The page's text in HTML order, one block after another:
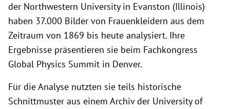
der Northwestern University in Evanston (Illinois)
haben 37.000 Bilder von Frauenkleidern aus dem
Zeitraum von 1869 bis heute analysiert. Ihre
Ergebnisse präsentieren sie beim Fachkongress
Global Physics Summit in Denver.
Für die Analyse nutzten sie teils historische
Schnittmuster aus einem Archiv der University of